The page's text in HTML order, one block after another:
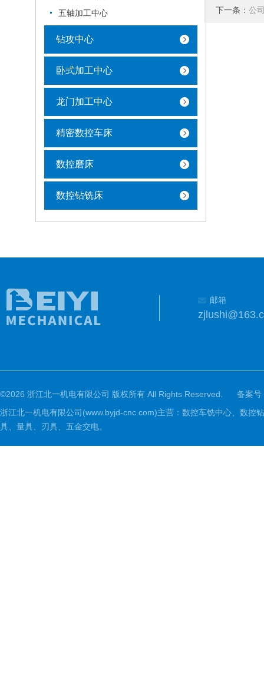
五轴加工中心
钻攻中心
卧式加工中心
龙门加工中心
精密数控车床
数控磨床
数控钻铣床
下一条：公
邮箱
©2026 浙江北一机电有限公司 版权所有 All Rights Reserved.
备案号
浙江北一机电有限公司(www.byjd-cnc.com)主营：数控车铣中心、数控
具、量具、刃具、五金交电。